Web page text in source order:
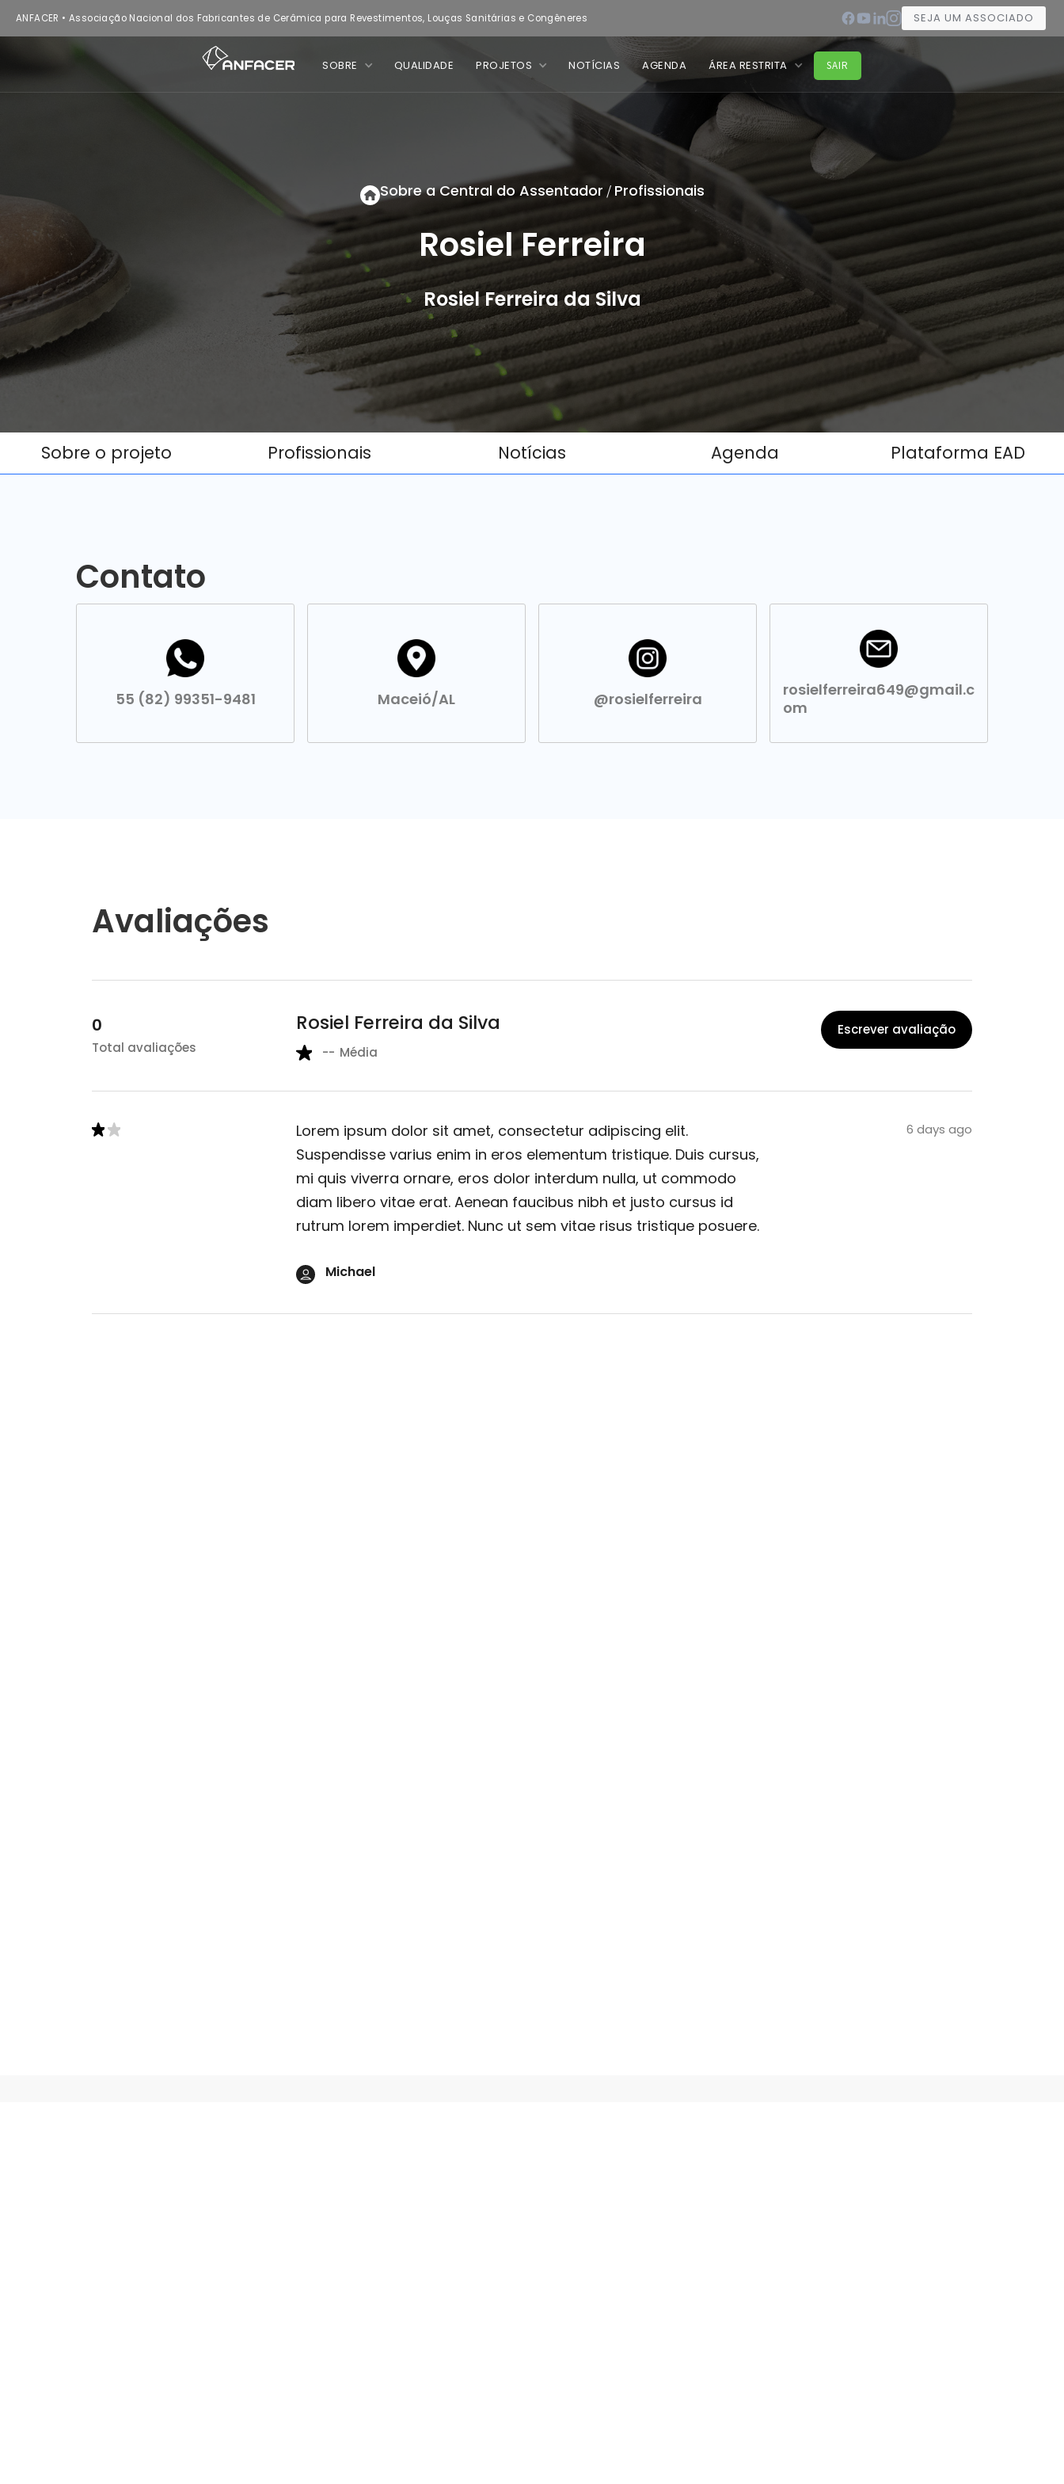
ANFACER • Associação Nacional dos Fabricantes de Cerâmica para Revestimentos, Louças Sanitárias e Congêneres SEJA UM ASSOCIADO
SOBRE QUALIDADE PROJETOS NOTÍCIAS AGENDA ÁREA RESTRITA SAIR
Sobre a Central do Assentador / Profissionais
Rosiel Ferreira
Rosiel Ferreira da Silva
Sobre o projeto Profissionais Notícias Agenda Plataforma EAD
Contato
55 (82) 99351-9481 Maceió/AL @rosielferreira
rosielferreira649@gmail.c
om
Avaliações
0
Total avaliações
Rosiel Ferreira da Silva
-- Média
Escrever avaliação
Lorem ipsum dolor sit amet, consectetur adipiscing elit.
Suspendisse varius enim in eros elementum tristique. Duis cursus,
mi quis viverra ornare, eros dolor interdum nulla, ut commodo
diam libero vitae erat. Aenean faucibus nibh et justo cursus id
rutrum lorem imperdiet. Nunc ut sem vitae risus tristique posuere.
Michael
6 days ago